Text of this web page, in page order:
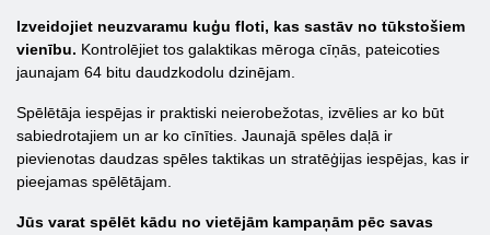
Izveidojiet neuzvaramu kuģu floti, kas sastāv no tūkstošiem
vienību. Kontrolējiet tos galaktikas mēroga cīņās, pateicoties
jaunajam 64 bitu daudzkodolu dzinējam.
Spēlētāja iespējas ir praktiski neierobežotas, izvēlies ar ko būt
sabiedrotajiem un ar ko cīnīties. Jaunajā spēles daļā ir
pievienotas daudzas spēles taktikas un stratēģijas iespējas, kas ir
pieejamas spēlētājam.
Jūs varat spēlēt kādu no vietējām kampaņām pēc savas